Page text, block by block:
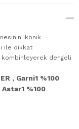
ikonik
ile dikkat
kombinleyerek dengeli
, Garni1 %100
Astar1 %100